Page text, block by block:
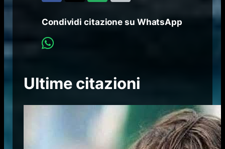
Condividi citazione su WhatsApp
Ultime citazioni